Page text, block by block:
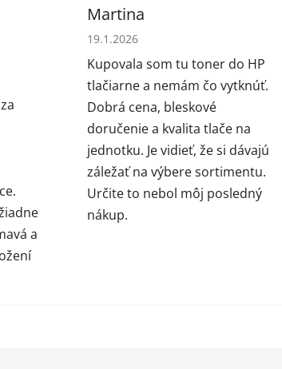
z 5 hviezdičiek.
a
Martina
Hodnotenie obchodu je 5 z 5
19.1.2026
Kupovala som tu toner do HP
tlačiarne a nemám čo vytknúť.
Dobrá cena, bleskové
doručenie a kvalita tlače na
jednotku. Je vidieť, že si dávajú
záležať na výbere sortimentu.
Určite to nebol môj posledný
nákup.